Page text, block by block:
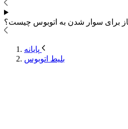
برای سوار شدن به اتوبوس چیست؟
بلیط اتوبوس